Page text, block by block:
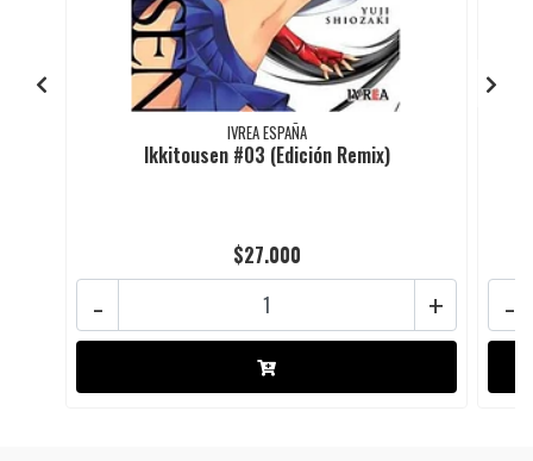
IVREA ESPAÑA
Ikkitousen #03 (Edición Remix)
$27.000
+
- -